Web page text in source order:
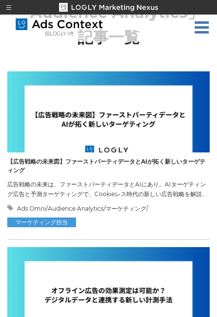
旧LOGLY lift
「Audience Analytics」
記事一覧
【広告戦略の未来図】ファーストパーティデータとAIが拓く新しいターゲテ
ィング
広告戦略の未来は、ファーストパーティデータとAIにあり。AIターゲティン
グ広告と予測ターゲティングで、Cookieレス時代の新しい広告戦略を解説し
ます。
Ads Omni/Audience Analytics/マーケティング/
マーケティング担当